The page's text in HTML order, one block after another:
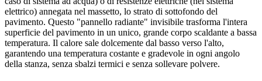
elettrico) annegata nel massetto, lo strato di sottofondo del
pavimento. Questo "pannello radiante" invisibile trasforma l'intera
superficie del pavimento in un unico, grande corpo scaldante a bassa
temperatura. Il calore sale dolcemente dal basso verso l'alto,
garantendo una temperatura costante e gradevole in ogni angolo
della stanza, senza sbalzi termici e senza sollevare polvere.